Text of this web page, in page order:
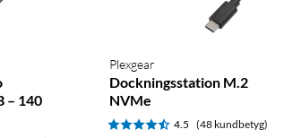
– 140
Plexgear
Dockningsstation M.2
NVMe
4.5 (48 kundbetyg)